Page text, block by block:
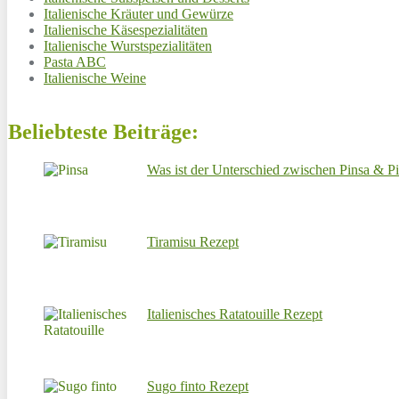
Italienische Kräuter und Gewürze
Italienische Käsespezialitäten
Italienische Wurstspezialitäten
Pasta ABC
Italienische Weine
Beliebteste Beiträge:
Was ist der Unterschied zwischen Pinsa &
Tiramisu Rezept
Italienisches Ratatouille Rezept
Sugo finto Rezept